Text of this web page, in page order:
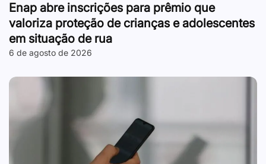
Enap abre inscrições para prêmio que
valoriza proteção de crianças e adolescentes
em situação de rua
6 de agosto de 2026